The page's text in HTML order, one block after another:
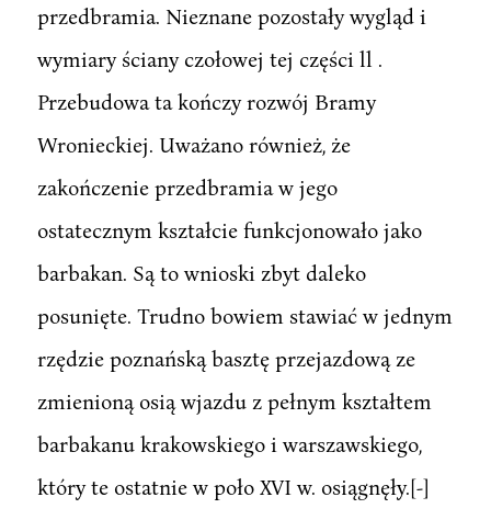
przedbramia. Nieznane pozostały wygląd i
wymiary ściany czołowej tej części ll .
Przebudowa ta kończy rozwój Bramy
Wronieckiej. Uważano również, że
zakończenie przedbramia w jego
ostatecznym kształcie funkcjonowało jako
barbakan. Są to wnioski zbyt daleko
posunięte. Trudno bowiem stawiać w jednym
rzędzie poznańską basztę przejazdową ze
zmienioną osią wjazdu z pełnym kształtem
barbakanu krakowskiego i warszawskiego,
który te ostatnie w poło XVI w. osiągnęły.[-]